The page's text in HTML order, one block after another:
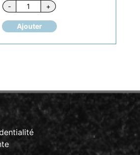
-
quantité
de
PASSE-
1747
+
Ajouter